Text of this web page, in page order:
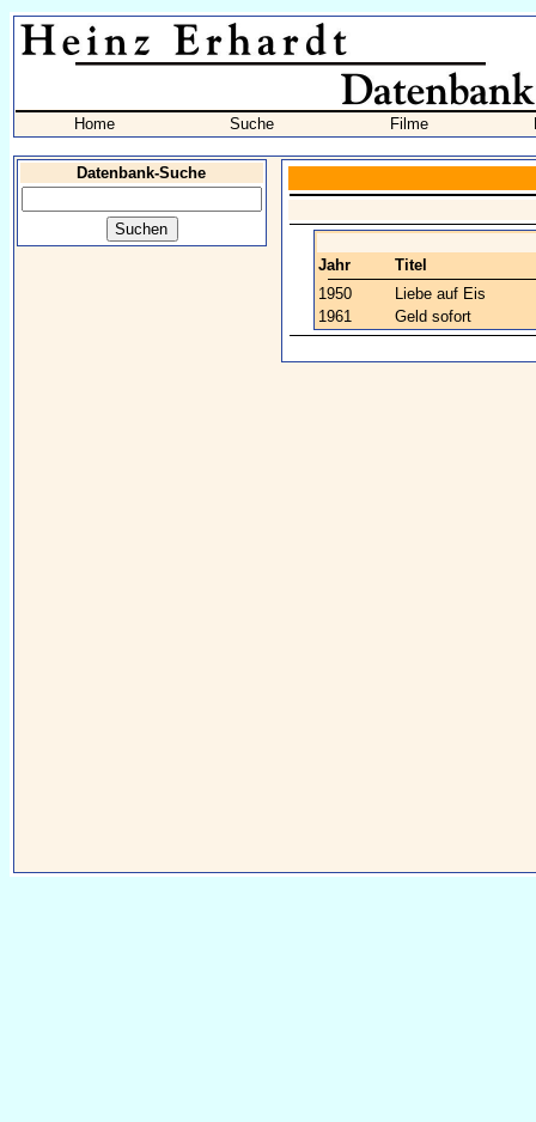
Home Suche Filme
Datenbank-Suche
Jahr
Titel
1950
Liebe auf Eis
1961
Geld sofort